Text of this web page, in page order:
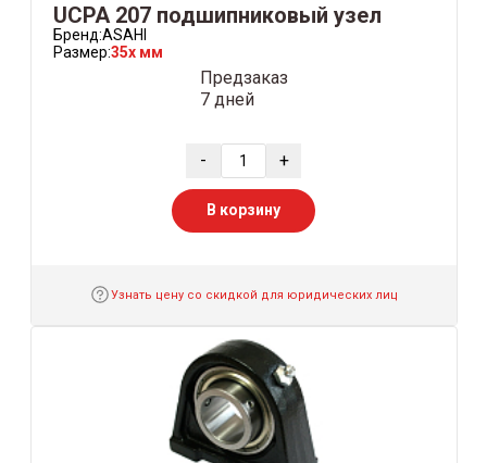
UCPA 207 подшипниковый узел
Бренд:ASAHI
Размер:35x мм
Предзаказ
7 дней
- +
В корзину
Узнать цену со скидкой для юридических лиц